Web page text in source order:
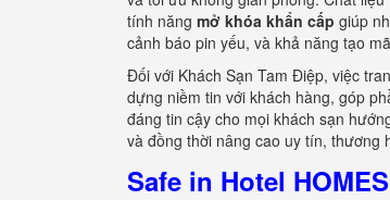
tính năng mở khóa khẩn cấp giúp
cảnh báo pin yếu, và khả năng tạo
Đối với Khách Sạn Tam Điệp, việc
dựng niềm tin với khách hàng, góp
đáng tin cậy cho mọi khách sạn
và đồng thời nâng cao uy tín, thương
Safe in Hotel